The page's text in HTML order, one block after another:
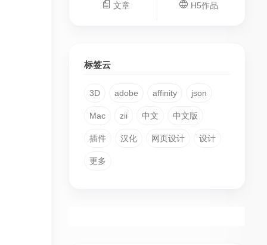
文章 H5作品
标签云
3D adobe affinity json
Mac zii 中文 中文版
插件 汉化 网页设计 设计
更多